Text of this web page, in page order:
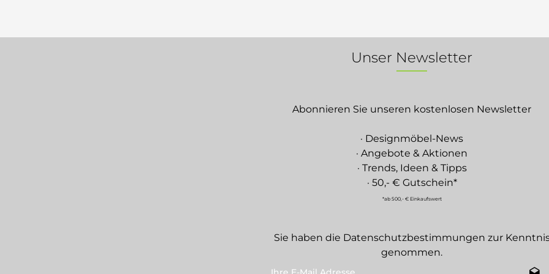
Unser Newsletter
Abonnieren Sie unseren kostenlosen Newsletter
· Designmöbel-News
· Angebote & Aktionen
· Trends, Ideen & Tipps
· 50,- € Gutschein*
*ab 500,- € Einkaufswert
Sie haben die Datenschutzbestimmungen zur
genommen.